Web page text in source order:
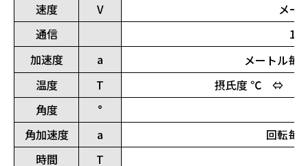
速度 V
メ
通信
加速度
a
メートル毎
温度
T
摂氏度 ℃ ⇔ 華
角度
°
角加速度
a
回転毎
時間
T